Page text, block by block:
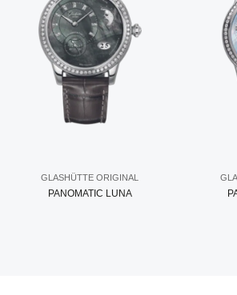
GLASHÜTTE ORIGINAL
PANOMATIC LUNA